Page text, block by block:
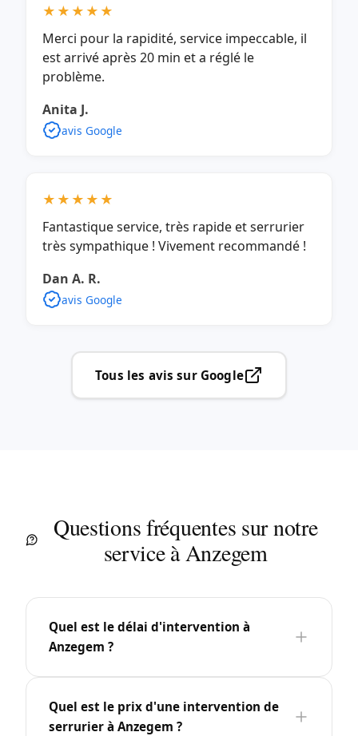
★★★★★
Merci pour la rapidité, service impeccable, il
est arrivé après 20 min et a réglé le
problème.
Anita J.
avis Google
★★★★★
Fantastique service, très rapide et serrurier
très sympathique ! Vivement recommandé !
Dan A. R.
avis Google
Tous les avis sur Google
Questions fréquentes sur notre
service à Anzegem
Quel est le délai d'intervention à
Anzegem ?
Quel est le prix d'une intervention de
serrurier à Anzegem ?